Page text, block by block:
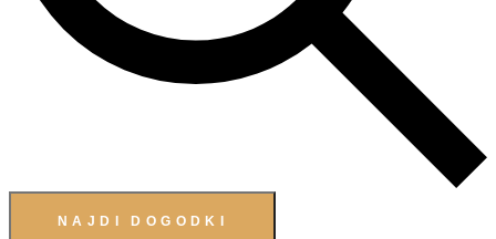
NAJDI DOGODKI